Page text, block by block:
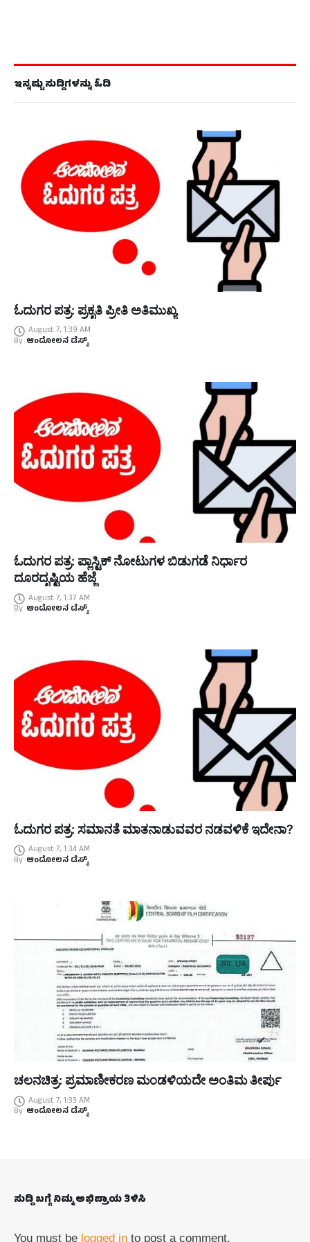
ಇನ್ನಷ್ಟು ಸುದ್ದಿಗಳನ್ನು ಓದಿ
ಓದುಗರ ಪತ್ರ: ಪ್ರಕೃತಿ ಪ್ರೀತಿ ಅತಿಮುಖ್ಯ
August 7, 1:39 AM
By ಆಂದೋಲನ ಡೆಸ್ಕ್
ಓದುಗರ ಪತ್ರ: ಪ್ಲಾಸ್ಟಿಕ್ ನೋಟುಗಳ ಬಿಡುಗಡೆ ನಿರ್ಧಾರ
ದೂರದೃಷ್ಟಿಯ ಹೆಜ್ಜೆ
August 7, 1:37 AM
By ಆಂದೋಲನ ಡೆಸ್ಕ್
ಓದುಗರ ಪತ್ರ: ಸಮಾನತೆ ಮಾತನಾಡುವವರ ನಡವಳಿಕೆ ಇದೇನಾ?
August 7, 1:34 AM
By ಆಂದೋಲನ ಡೆಸ್ಕ್
ಚಲನಚಿತ್ರ: ಪ್ರಮಾಣೀಕರಣ ಮಂಡಳಿಯದೇ ಅಂತಿಮ ತೀರ್ಪು
August 7, 1:33 AM
By ಆಂದೋಲನ ಡೆಸ್ಕ್
ಸುದ್ದಿ ಬಗ್ಗೆ ನಿಮ್ಮ ಅಭಿಪ್ರಾಯ ತಿಳಿಸಿ
You must be logged in to post a comment.